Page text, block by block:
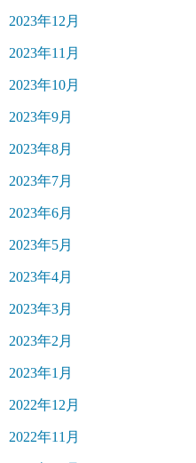
2023年12月
2023年11月
2023年10月
2023年9月
2023年8月
2023年7月
2023年6月
2023年5月
2023年4月
2023年3月
2023年2月
2023年1月
2022年12月
2022年11月